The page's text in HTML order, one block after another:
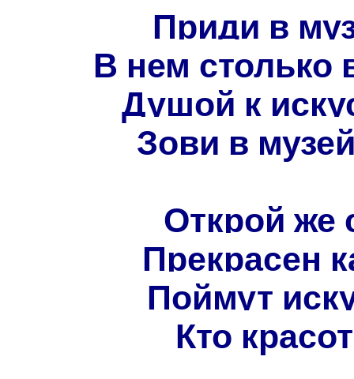
Приди в
В нем столько
Душой к
Зови в
Открой же
Прекрасен
Поймут
Кто